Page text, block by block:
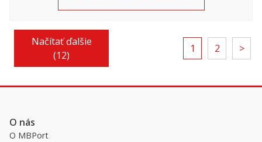
Načítať ďalšie
(12)
1 2 >
O nás
O MBPort